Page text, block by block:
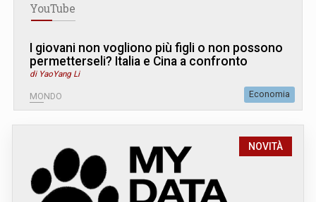
YouTube
I giovani non vogliono più figli o non possono
permetterseli? Italia e Cina a confronto
di YaoYang Li
MONDO Economia
NOVITÀ